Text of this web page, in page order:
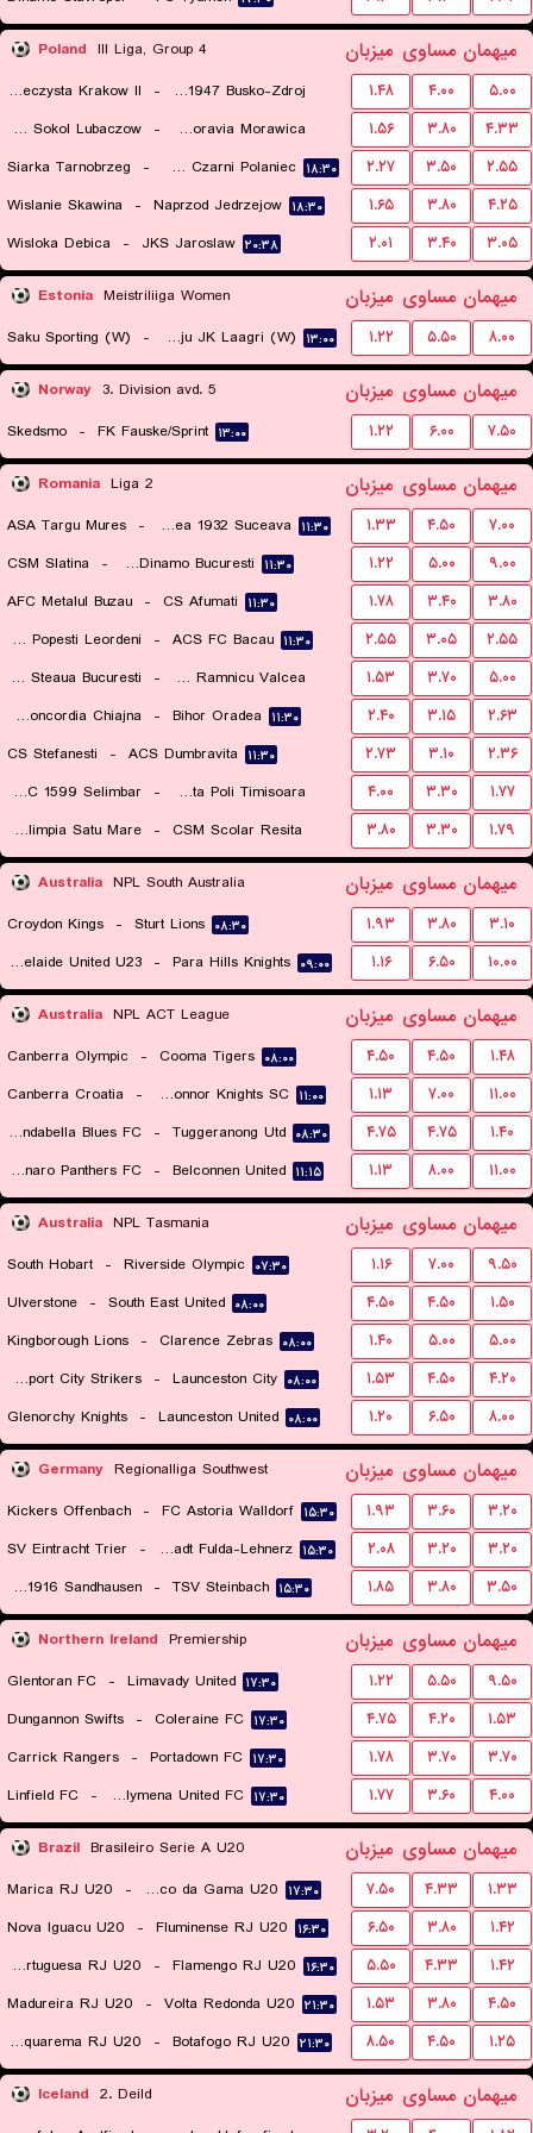
Poland III Liga, Group 4 میزبان مساوی میهمان
Wieczysta Krakow II - AKS 1947 Busko-Zdroj
۱۳:۳۰
۱.۴۸ ۴.۰۰
۵.۰۰
Pogon Sokol Lubaczow
- KS Moravia Morawica
۱۷:۳۰
۱.۵۶ ۳.۸۰
۴.۳۳
Siarka Tarnobrzeg - MKS Czarni Polaniec ۱۸:۳۰ ۲.۲۷ ۳.۵۰
۲.۵۵
Wislanie Skawina - Naprzod Jedrzejow ۱۸:۳۰ ۱.۶۵ ۳.۸۰
۴.۲۵
Wisloka Debica - JKS Jaroslaw ۲۰:۳۸ ۲.۰۱ ۳.۴۰ ۳.۰۵
Estonia Meistriliiga Women میزبان مساوی میهمان
Saku Sporting (W) - Harju JK Laagri (W) ۱۳:۰۰ ۱.۲۲ ۵.۵۰ ۸.۰۰
Norway 3. Division avd. 5 میزبان مساوی میهمان
Skedsmo - FK Fauske/Sprint ۱۳:۰۰ ۱.۲۲ ۶.۰۰ ۷.۵۰
Romania Liga 2 میزبان مساوی میهمان
ASA Targu Mures - ACSM Cetatea 1932 Suceava ۱۱:۳۰ ۱.۳۳ ۴.۵۰
۷.۰۰
CSM Slatina - CS Dinamo Bucuresti ۱۱:۳۰ ۱.۲۲ ۵.۰۰
۹.۰۰
AFC Metalul Buzau - CS Afumati ۱۱:۳۰ ۱.۷۸ ۳.۴۰
۳.۸۰
Acs Gloria Popesti Leordeni
- ACS FC Bacau ۱۱:۳۰ ۲.۵۵ ۳.۰۵
۲.۵۵
CSA Steaua Bucuresti
- SCM Ramnicu Valcea
۱۱:۳۰
۱.۵۳ ۳.۷۰
۵.۰۰
CS Concordia Chiajna
- Bihor Oradea ۱۱:۳۰ ۲.۴۰ ۳.۱۵
۲.۶۳
CS Stefanesti - ACS Dumbravita ۱۱:۳۰ ۲.۷۳ ۳.۱۰
۲.۳۶
CSC 1599 Selimbar
- ACS Stinta Poli Timisoara
۱۱:۳۰
۴.۰۰ ۳.۳۰
۱.۷۷
CSM Olimpia Satu Mare
- CSM Scolar Resita
۱۱:۳۰
۳.۸۰ ۳.۳۰ ۱.۷۹
Australia NPL South Australia میزبان مساوی میهمان
Croydon Kings - Sturt Lions ۰۸:۳۰ ۱.۹۳ ۳.۸۰
۳.۱۰
Adelaide United U23
- Para Hills Knights ۰۹:۰۰ ۱.۱۶ ۶.۵۰ ۱۰.۰۰
Australia NPL ACT League میزبان مساوی میهمان
Canberra Olympic - Cooma Tigers ۰۸:۰۰ ۴.۵۰ ۴.۵۰
۱.۴۸
Canberra Croatia - O'Connor Knights SC ۱۱:۰۰ ۱.۱۳ ۷.۰۰
۱۱.۰۰
Brindabella Blues FC
- Tuggeranong Utd ۰۸:۳۰ ۴.۷۵ ۴.۷۵
۱.۴۰
Monaro Panthers FC
- Belconnen United ۱۱:۱۵ ۱.۱۳ ۸.۰۰ ۱۱.۰۰
Australia NPL Tasmania میزبان مساوی میهمان
South Hobart - Riverside Olympic ۰۷:۳۰ ۱.۱۶ ۷.۰۰
۹.۵۰
Ulverstone - South East United ۰۸:۰۰ ۴.۵۰ ۴.۵۰
۱.۵۰
Kingborough Lions - Clarence Zebras ۰۸:۰۰ ۱.۴۰ ۵.۰۰
۵.۰۰
Devonport City Strikers
- Launceston City ۰۸:۰۰ ۱.۵۳ ۴.۵۰
۴.۲۰
Glenorchy Knights - Launceston United ۰۸:۰۰ ۱.۲۰ ۶.۵۰ ۸.۰۰
Germany Regionalliga Southwest میزبان مساوی میهمان
Kickers Offenbach - FC Astoria Walldorf ۱۵:۳۰ ۱.۹۳ ۳.۶۰
۳.۲۰
SV Eintracht Trier - Barockstadt Fulda-Lehnerz ۱۵:۳۰ ۲.۰۸ ۳.۲۰
۳.۲۰
SV 1916 Sandhausen
- TSV Steinbach ۱۵:۳۰ ۱.۸۵ ۳.۸۰ ۳.۵۰
Northern Ireland Premiership میزبان مساوی میهمان
Glentoran FC - Limavady United ۱۷:۳۰ ۱.۲۲ ۵.۵۰
۹.۵۰
Dungannon Swifts - Coleraine FC ۱۷:۳۰ ۴.۷۵ ۴.۲۰
۱.۵۳
Carrick Rangers - Portadown FC ۱۷:۳۰ ۱.۷۸ ۳.۷۰
۳.۷۰
Linfield FC - Ballymena United FC ۱۷:۳۰ ۱.۷۷ ۳.۶۰ ۴.۰۰
Brazil Brasileiro Serie A U20 میزبان مساوی میهمان
Marica RJ U20 - Vasco da Gama U20 ۱۷:۳۰ ۷.۵۰ ۴.۳۳
۱.۳۳
Nova Iguacu U20 - Fluminense RJ U20 ۱۶:۳۰ ۶.۵۰ ۳.۸۰
۱.۴۲
Atletica Portuguesa RJ U20
- Flamengo RJ U20 ۱۶:۳۰ ۵.۵۰ ۴.۳۳
۱.۴۲
Madureira RJ U20 - Volta Redonda U20 ۲۱:۳۰ ۱.۵۳ ۳.۸۰
۴.۵۰
Boavista Saquarema RJ U20
- Botafogo RJ U20 ۲۱:۳۰ ۸.۵۰ ۴.۵۰ ۱.۲۵
Iceland 2. Deild میزبان مساوی میهمان